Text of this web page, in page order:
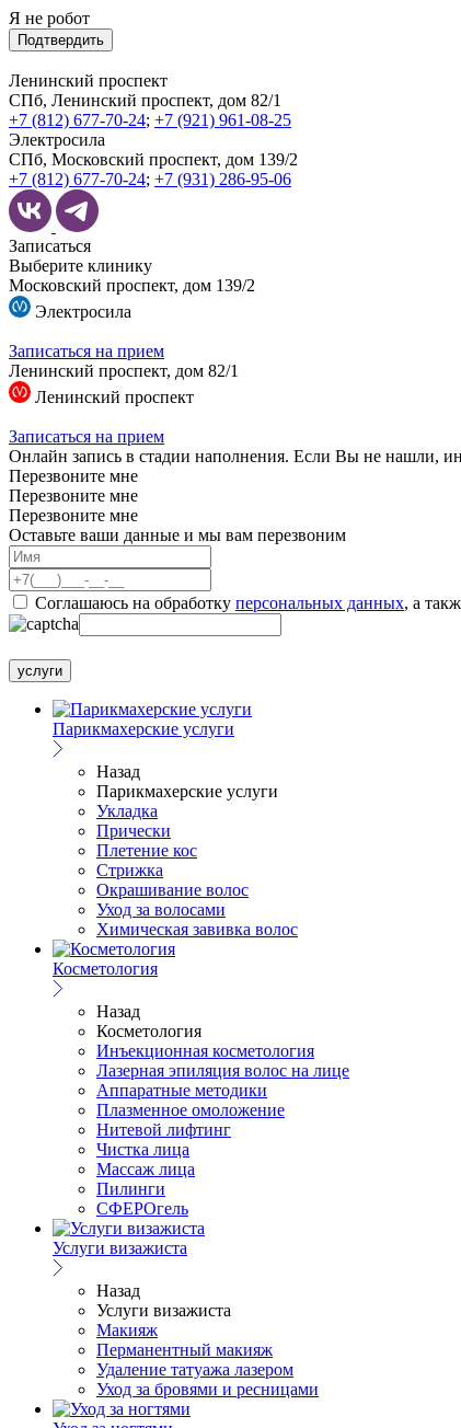
Я не робот
Подтвердить
Ленинский проспект
СПб, Ленинский проспект, дом 82/1
+7 (812) 677-70-24; +7 (921) 961-08-25
Электросила
СПб, Московский проспект, дом 139/2
+7 (812) 677-70-24; +7 (931) 286-95-06
Записаться
Выберите клинику
Московский проспект, дом 139/2
Электросила
Записаться на прием
Ленинский проспект, дом 82/1
Ленинский проспект
Записаться на прием
Онлайн запись в стадии наполнения. Если Вы не нашли,
Перезвоните мне
Перезвоните мне
Перезвоните мне
Оставьте ваши данные и мы вам перезвоним
Соглашаюсь на обработку персональных данных, а
услуги
Парикмахерские услуги
Назад
Парикмахерские услуги
Укладка
Прически
Плетение кос
Стрижка
Окрашивание волос
Уход за волосами
Химическая завивка волос
Косметология
Назад
Косметология
Инъекционная косметология
Лазерная эпиляция волос на лице
Аппаратные методики
Плазменное омоложение
Нитевой лифтинг
Чистка лица
Массаж лица
Пилинги
СФЕРОгель
Услуги визажиста
Назад
Услуги визажиста
Макияж
Перманентный макияж
Удаление татуажа лазером
Уход за бровями и ресницами